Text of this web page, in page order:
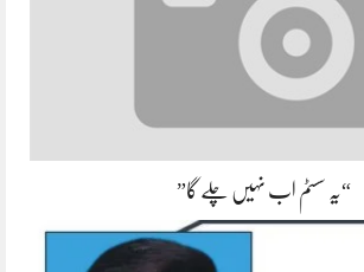
“یہ سسٹم اب نہیں چلے گا”